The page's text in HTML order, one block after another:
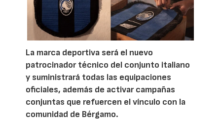
La marca deportiva será el nuevo
patrocinador técnico del conjunto italiano
y suministrará todas las equipaciones
oficiales, además de activar campañas
conjuntas que refuercen el vínculo con la
comunidad de Bérgamo.